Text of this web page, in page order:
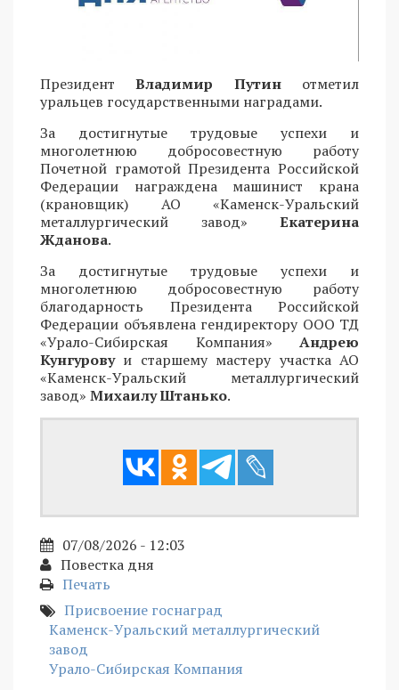
ПрезидентВладимир Путин отметил
уральцев государственными наградами.
За достигнутые трудовые успехи и
многолетнюю добросовестную работу
Почетной грамотой Президента Российской
Федерации награждена машинист крана
(крановщик) АО «Каменск-Уральский
металлургический завод» Екатерина
Жданова.
За достигнутые трудовые успехи и
многолетнюю добросовестную работу
благодарность Президента Российской
Федерации объявлена гендиректору ООО ТД
«Урало-Сибирская Компания» Андрею
Кунгуровуи старшему мастеру участка АО
«Каменск-Уральский металлургический
завод» Михаилу Штанько.
07/08/2026 - 12:03
Повестка дня
Печать
Присвоение госнаград
Каменск-Уральский металлургический
завод
Урало-Сибирская Компания